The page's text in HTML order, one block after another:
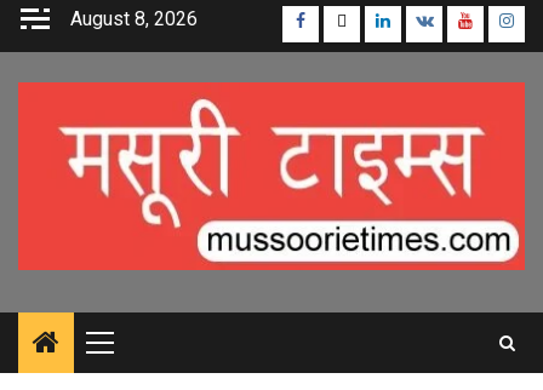
Skip
August 8, 2026 Facebook
TwitterLinkedin
VK Youtube
Primary
Menu